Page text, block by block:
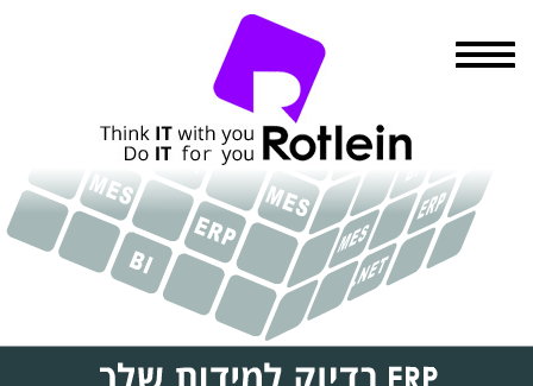
תפריט